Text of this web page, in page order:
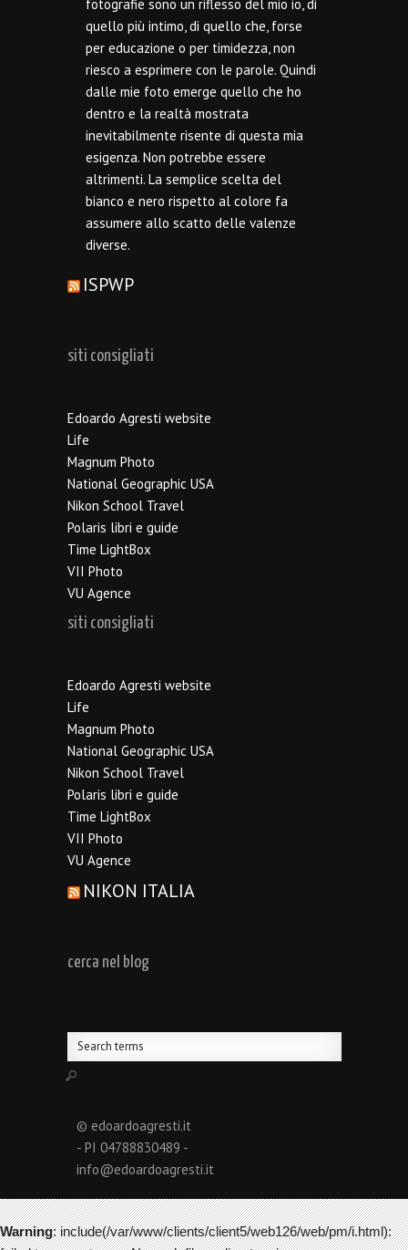
fotografie sono un riflesso del mio io, di
quello più intimo, di quello che, forse
per educazione o per timidezza, non
riesco a esprimere con le parole. Quindi
dalle mie foto emerge quello che ho
dentro e la realtà mostrata
inevitabilmente risente di questa mia
esigenza. Non potrebbe essere
altrimenti. La semplice scelta del
bianco e nero rispetto al colore fa
assumere allo scatto delle valenze
diverse.
ISPWP
siti consigliati
Edoardo Agresti website
Life
Magnum Photo
National Geographic USA
Nikon School Travel
Polaris libri e guide
Time LightBox
VII Photo
VU Agence
siti consigliati
Edoardo Agresti website
Life
Magnum Photo
National Geographic USA
Nikon School Travel
Polaris libri e guide
Time LightBox
VII Photo
VU Agence
NIKON ITALIA
cerca nel blog
© edoardoagresti.it
- PI 04788830489 -
info@edoardoagresti.it
Warning: include(/var/www/clients/client5/web126/web/pm/i.html):